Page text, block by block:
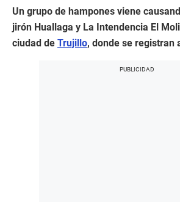
Un grupo de hampones viene
jirón Huallaga y La Intendencia El
ciudad de Trujillo, donde se registran